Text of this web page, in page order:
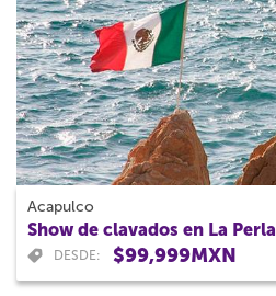
Acapulco
Show de clavados en La Perla
DESDE: $99,999MXN